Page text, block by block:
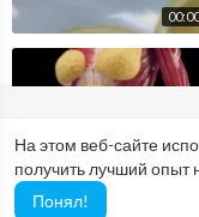
На этом веб-сайте
получить лучший опыт
Понял!
Would you like to
please use this email:
00:00